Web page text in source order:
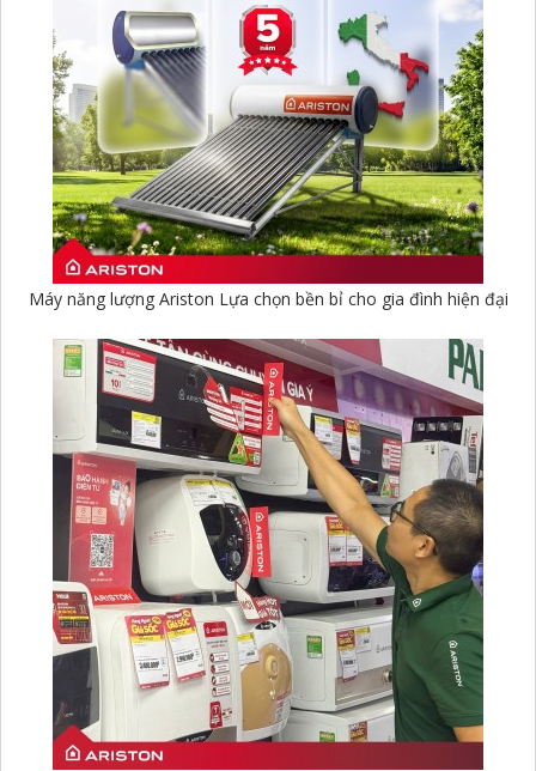
Máy năng lượng Ariston Lựa chọn bền bỉ cho gia đình hiện đại